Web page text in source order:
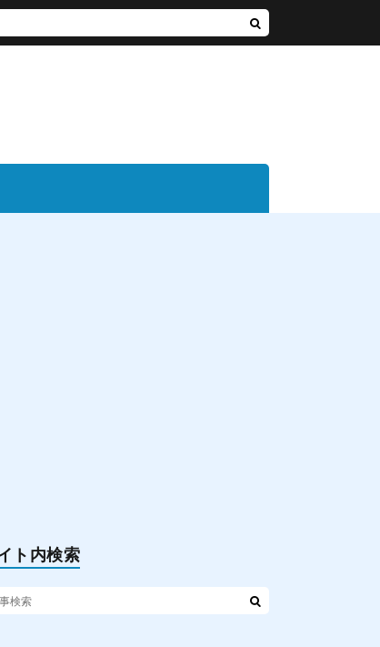
ト内検索